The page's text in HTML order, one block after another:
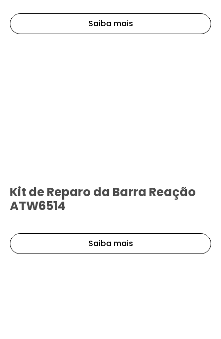
Saiba mais
Kit de Reparo da Barra Reação
ATW6514
Saiba mais